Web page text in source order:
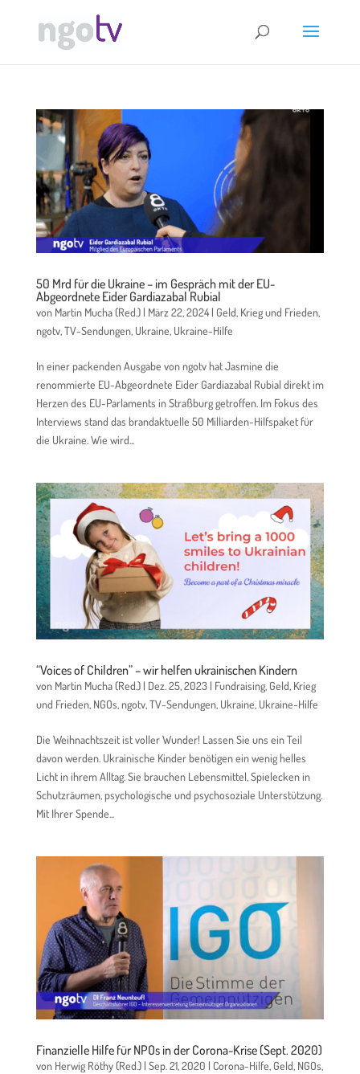
50 Mrd für die Ukraine – im Gespräch mit der EU-
Abgeordnete Eider Gardiazabal Rubial
von Martin Mucha (Red.)| März 22, 2024| Geld, Krieg und Frieden,
ngotv,TV-Sendungen, Ukraine, Ukraine-Hilfe
In einer packenden Ausgabe von ngotv hat Jasmine die
renommierte EU-Abgeordnete Eider Gardiazabal Rubial direkt im
Herzen des EU-Parlaments in Straßburg getroffen. Im Fokus des
Interviews stand das brandaktuelle 50 Milliarden-Hilfspaket für
die Ukraine. Wie wird...
“Voices of Children” – wir helfen ukrainischen Kindern
von Martin Mucha (Red.)| Dez. 25, 2023| Fundraising, Geld, Krieg
und Frieden, NGOs,ngotv,TV-Sendungen, Ukraine, Ukraine-Hilfe
Die Weihnachtszeit ist voller Wunder! Lassen Sie uns ein Teil
davon werden. Ukrainische Kinder benötigen ein wenig helles
Licht in ihrem Alltag. Sie brauchen Lebensmittel, Spielecken in
Schutzräumen, psychologische und psychosoziale Unterstützung.
Mit Ihrer Spende...
Finanzielle Hilfe für NPOs in der Corona-Krise (Sept. 2020)
von Herwig Röthy (Red.)| Sep. 21, 2020 | Corona-Hilfe, Geld, NGOs,